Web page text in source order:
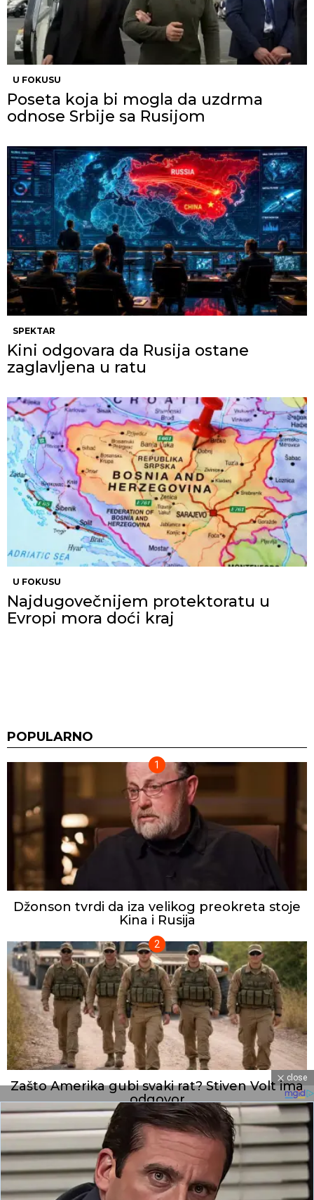
U FOKUSU
Poseta koja bi mogla da uzdrma
odnose Srbije sa Rusijom
SPEKTAR
Kini odgovara da Rusija ostane
zaglavljena u ratu
U FOKUSU
Najdugovečnijem protektoratu u
Evropi mora doći kraj
POPULARNO
Džonson tvrdi da iza velikog preokreta stoje
Kina i Rusija
Zašto Amerika gubi svaki rat? Stiven Volt ima
odgovor
close